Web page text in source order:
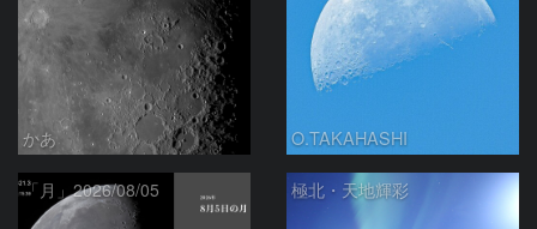
かあ O.TAKAHASHI
「月」2026/08/05 極北・天地輝彩